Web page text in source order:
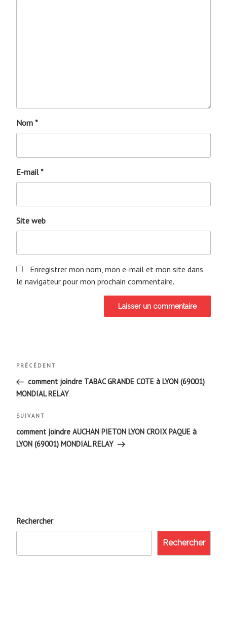
Nom *
E-mail*
Site web
Enregistrer mon nom, mon e-mail et mon site dans
le navigateur pour mon prochain commentaire.
Navigation
de
l’article
Article
précédent
PRÉCÉDENT
comment joindre TABAC GRANDE COTE à LYON (69001)
MONDIAL RELAY
Article
suivant
SUIVANT
comment joindre AUCHAN PIETON LYON CROIX PAQUE à
LYON (69001) MONDIAL RELAY
Rechercher
Rechercher